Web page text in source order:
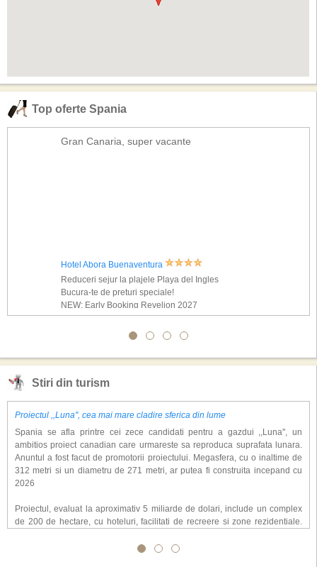
Top oferte Spania
Gran Canaria, super vacante
Hotel Abora Buenaventura
Reduceri sejur la plajele Playa del Ingles
Bucura-te de preturi speciale!
NEW: Early Booking Revelion 2027
Stiri din turism
Proiectul ,,Luna'', cea mai mare cladire sferica din lume
Spania se afla printre cei zece candidati pentru a gazdui ,,Luna'', un
ambitios proiect canadian care urmareste sa reproduca suprafata lunara.
Anuntul a fost facut de promotorii proiectului. Megasfera, cu o inaltime de
312 metri si un diametru de 271 metri, ar putea fi construita incepand cu
2026
Proiectul, evaluat la aproximativ 5 miliarde de dolari, include un complex
de 200 de hectare, cu hoteluri, facilitati de recreere si zone rezidentiale.
atragerea a pana la 10 milioane de turisti anual. �Luna� ar putea deveni